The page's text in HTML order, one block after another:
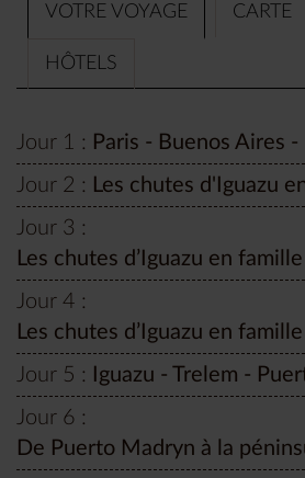
VOTRE VOYAGE CARTE
HÔTELS
Jour 1 : Paris - Buenos Aires -
Jour 2 : Les chutes d'Iguazu
Jour 3 :
Les chutes d’Iguazu en
Jour 4 :
Les chutes d’Iguazu en
Jour 5 :
Iguazu - Trelem -
Jour 6 :
De Puerto Madryn à la